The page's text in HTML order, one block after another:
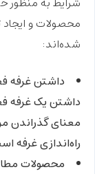
محصولات و ایجاد
شده‌اند:
داشتن غرفه
داشتن یک غرفه
معنای گذراندن
راه‌اندازی غرفه
محصولات